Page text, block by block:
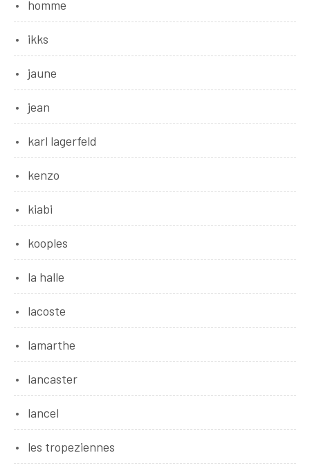
homme
ikks
jaune
jean
karl lagerfeld
kenzo
kiabi
kooples
la halle
lacoste
lamarthe
lancaster
lancel
les tropeziennes